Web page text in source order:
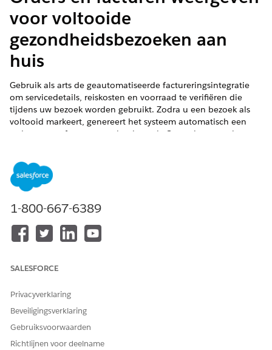
voor voltooide
gezondheidsbezoeken aan
huis
Gebruik als arts de geautomatiseerde factureringsintegratie
om servicedetails, reiskosten en voorraad te verifiëren die
tijdens uw bezoek worden gebruikt. Zodra u een bezoek als
voltooid markeert, genereert het systeem automatisch een
order en een factuur voor het bezoek. Controleer voor het
VEREISTE EDITIONS
Beschikbaar in: Lightning Experience
Beschikbaar in: Enterprise en Unlimited Edition van Health
Cloud met de licenties voor Thuiszorg en Revenue Cloud
VEREISTE GEBRUIKERSMACHTIGINGEN
Orders en facturen
weergeven:
1-800-667-6389
SALESFORCE
Privacyverklaring
Beveiligingsverklaring
Gebruiksvoorwaarden
Richtlijnen voor deelname